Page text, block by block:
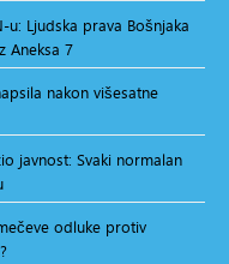
Ljudska prava Bošnjaka
Aneksa 7
nakon višesatne
javnost: Svaki normalan
odluke protiv